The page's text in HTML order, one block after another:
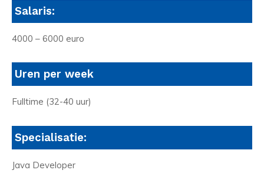
Salaris:
4000 – 6000 euro
Uren per week
Fulltime (32-40 uur)
Specialisatie:
Java Developer